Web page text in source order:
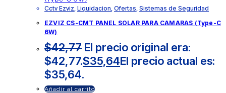
Cctv Ezviz Liquidacion Ofertas Sistemas de Seguridad
EZVIZ CS-CMT PANEL SOLAR PARA CAMARAS (Type-C
6W)
$42,77 El precio original era:
$42,77.$35,64El precio actual es:
$35,64.
Añadir al carrito